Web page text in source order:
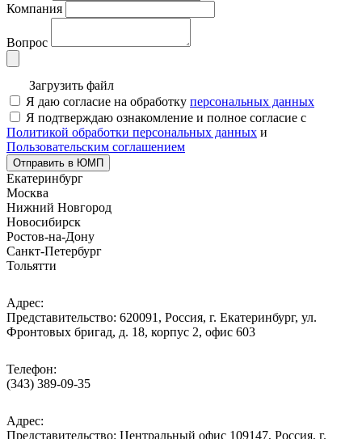
Компания
Вопрос
Загрузить файл
Я даю согласие на обработку персональных данных
Я подтверждаю ознакомление и полное согласие с
Политикой обработки персональных данных и
Пользовательским соглашением
Отправить в ЮМП
Екатеринбург
Москва
Нижний Новгород
Новосибирск
Ростов-на-Дону
Санкт-Петербург
Тольятти
Адрес:
Представительство: 620091, Россия, г. Екатеринбург, ул.
Фронтовых бригад, д. 18, корпус 2, офис 603
Телефон:
(343) 389-09-35
Адрес:
Представительство: Центральный офис 109147, Россия, г.